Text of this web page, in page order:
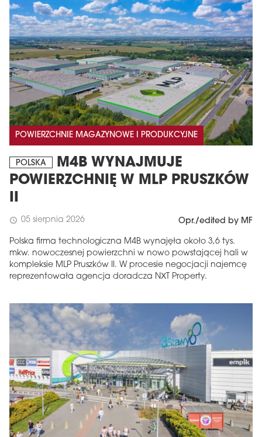
POWIERZCHNIE MAGAZYNOWE I PRODUKCYJNE
POLSKA
M4B WYNAJMUJE
POWIERZCHNIĘ W MLP PRUSZKÓW
II
schedule 05 sierpnia 2026 Opr./edited by MF
Polska firma technologiczna M4B wynajęła około 3,6 tys.
mkw. nowoczesnej powierzchni w nowo powstającej hali w
kompleksie MLP Pruszków II. W procesie negocjacji najemcę
reprezentowała agencja doradcza NXT Property.